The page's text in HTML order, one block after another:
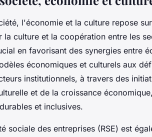
l'économie et la culture repose
culture et la coopération entre les
en favorisant des synergies entre
économiques et culturels aux
institutionnels, à travers des
et de la croissance
et inclusives.
sociale des entreprises (RSE) est